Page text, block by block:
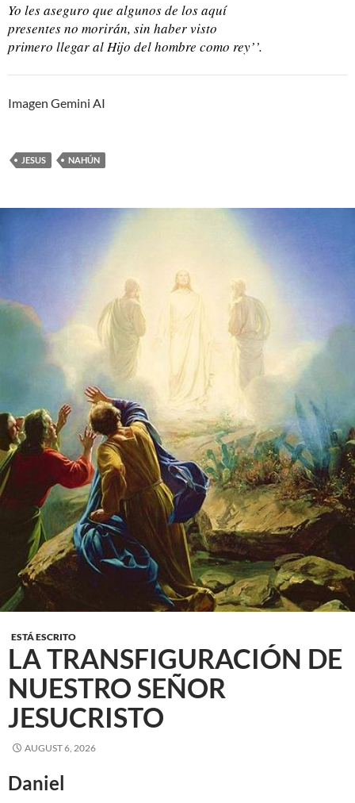
Yo les aseguro que algunos de los aquí
presentes no morirán, sin haber visto
primero llegar al Hijo del hombre como rey’’.
Imagen Gemini AI
JESUS NAHÚN
ESTÁ ESCRITO
LA TRANSFIGURACIÓN DE
NUESTRO SEÑOR
JESUCRISTO
AUGUST 6, 2026
Daniel